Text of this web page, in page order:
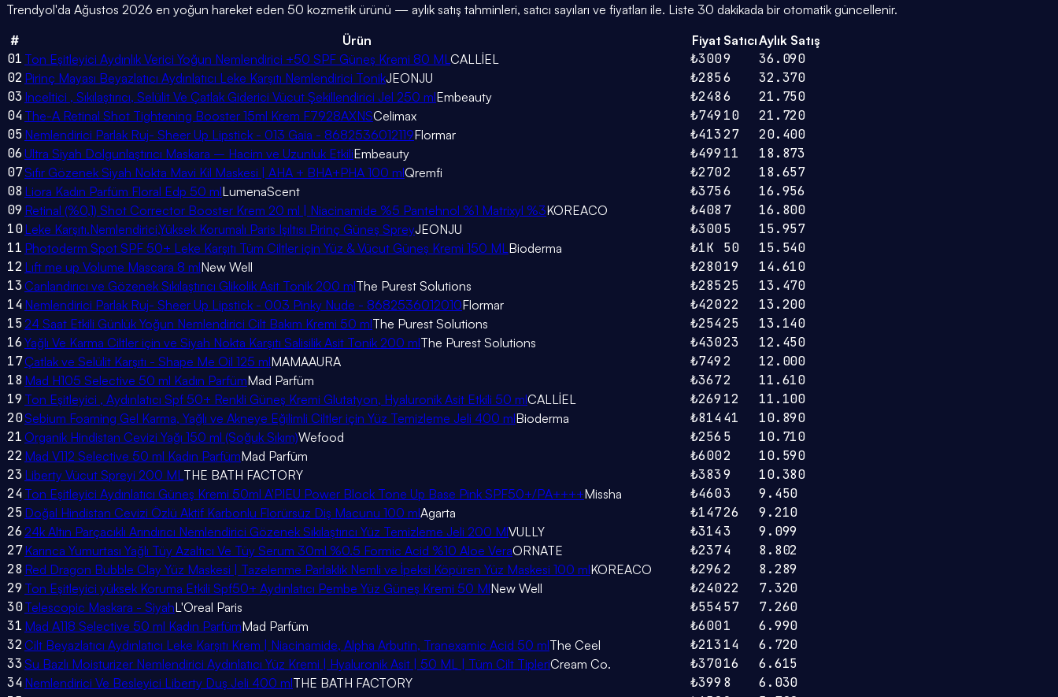
Trendyol'da Ağustos 2026 en yoğun hareket eden 50 kozmetik ürünü — aylık satış tahminleri, satıcı sayıları ve fiyatları ile. Liste 30 dakikada bir otomatik güncellenir.
#
Ürün Fiyat SatıcıAylık Satış
01 Ton Eşitleyici Aydınlık Verici Yoğun Nemlendirici +50 SPF Güneş Kremi 80 ML CALLİEL ₺3009
36.090
02 Pirinç Mayası Beyazlatıcı Aydınlatıcı Leke Karşıtı Nemlendirici TonikJEONJU ₺2856
32.370
03 Inceltici , Sıkılaştırıcı, Selülit Ve Çatlak Giderici Vücut Şekillendirici Jel 250 mlEmbeauty ₺2486
21.750
04 The-A Retinal Shot Tightening Booster 15ml Krem F7928AXNSCelimax ₺749 10
21.720
05 Nemlendirici Parlak Ruj- Sheer Up Lipstick - 013 Gaia - 8682536012119Flormar ₺41327
20.400
06 Ultra Siyah Dolgunlaştırıcı Maskara – Hacim ve Uzunluk EtkiliEmbeauty ₺499 11
18.873
07Sıfır Gözenek Siyah Nokta Mavi Kil Maskesi | AHA + BHA+PHA 100 mlQremfi ₺2702
18.657
08 Liora Kadın Parfüm Floral Edp 50 mlLumenaScent ₺3756
16.956
09 Retinal (%0,1) Shot Corrector Booster Krem 20 ml | Niacinamide %5 Pantehnol %1 Matrixyl %3KOREACO ₺408 7
16.800
10Leke Karşıtı.Nemlendirici,Yüksek Korumalı Paris Işıltısı Pirinç Güneş SpreyJEONJU ₺3005
15.957
11 Photoderm Spot SPF 50+ Leke Karşıtı Tüm Ciltler için Yüz & Vücut Güneş Kremi 150 ML Bioderma ₺1K 50
15.540
12 Lıft me up Volume Mascara 8 mlNew Well ₺28019
14.610
13 Canlandırıcı ve Gözenek Sıkılaştırıcı Glikolik Asit Tonik 200 mlThe Purest Solutions ₺28525
13.470
14 Nemlendirici Parlak Ruj- Sheer Up Lipstick - 003 Pinky Nude - 8682536012010Flormar ₺42022
13.200
15 24 Saat Etkili Günlük Yoğun Nemlendirici Cilt Bakım Kremi 50 mlThe Purest Solutions ₺25425
13.140
16 Yağlı Ve Karma Ciltler için ve Siyah Nokta Karşıtı Salisilik Asit Tonik 200 mlThe Purest Solutions ₺43023
12.450
17Çatlak ve Selülit Karşıtı - Shape Me Oil 125 mlMAMAAURA ₺7492
12.000
18 Mad H105 Selective 50 ml Kadın ParfümMad Parfüm ₺3672
11.610
19 Ton Eşitleyici , Aydınlatıcı Spf 50+ Renkli Güneş Kremi Glutatyon, Hyaluronik Asit Etkili 50 mlCALLİEL ₺269 12
11.100
20Sebium Foaming Gel Karma, Yağlı ve Akneye Eğilimli Ciltler için Yüz Temizleme Jeli 400 mlBioderma ₺81441
10.890
21 Organik Hindistan Cevizi Yağı 150 ml (Soğuk Sıkım)Wefood ₺256 5
10.710
22 Mad V112 Selective 50 ml Kadın ParfümMad Parfüm ₺6002
10.590
23 Liberty Vücut Spreyi 200 ML THE BATH FACTORY ₺3839
10.380
24 Ton Eşitleyici Aydınlatıcı Güneş Kremi 50ml A'PIEU Power Block Tone Up Base Pink SPF50+/PA++++Missha ₺4603
9.450
25 Doğal Hindistan Cevizi Özlü Aktif Karbonlu Florürsüz Diş Macunu 100 mlAgarta ₺14726
9.210
26 24k Altın Parçacıklı Arındırıcı Nemlendirici Gözenek Sıkılaştırıcı Yüz Temizleme Jeli 200 MlVULLY ₺3143
9.099
27Karınca Yumurtası Yağlı Tüy Azaltıcı Ve Tüy Serum 30ml %0.5 Formic Acid %10 Aloe VeraORNATE ₺2374
8.802
28 Red Dragon Bubble Clay Yüz Maskesi | Tazelenme Parlaklık Nemli ve İpeksi Köpüren Yüz Maskesi 100 mlKOREACO ₺2962
8.289
29 Ton Eşitleyici yüksek Koruma Etkili Spf50+ Aydınlatıcı Pembe Yüz Güneş Kremi 50 MlNew Well ₺24022
7.320
30Telescopic Maskara - SiyahL'Oreal Paris ₺55457
7.260
31 Mad A118 Selective 50 ml Kadın ParfümMad Parfüm ₺6001
6.990
32 Cilt Beyazlatıcı Aydınlatıcı Leke Karşıtı Krem | Niacinamide, Alpha Arbutin, Tranexamic Acid 50 mlThe Ceel ₺21314
6.720
33Su Bazlı Moisturizer Nemlendirici Aydınlatıcı Yüz Kremi | Hyaluronik Asit | 50 ML | Tüm Cilt TipleriCream Co. ₺37016
6.615
34 Nemlendirici Ve Besleyici Liberty Duş Jeli 400 mlTHE BATH FACTORY ₺399 8
6.030